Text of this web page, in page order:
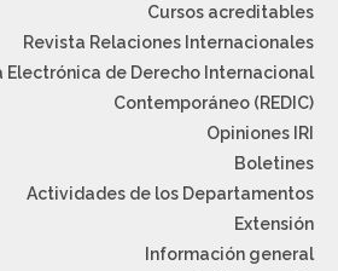
Cursos acreditables
Revista Relaciones Internacionales
Electrónica de Derecho Internacional
Contemporáneo (REDIC)
Opiniones IRI
Boletines
Actividades de los Departamentos
Extensión
Información general